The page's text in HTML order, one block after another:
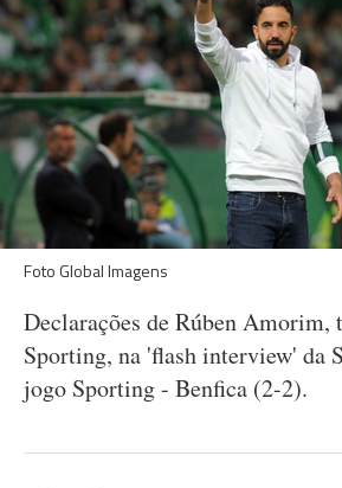
Foto Global Imagens
Declarações de Rúben Amorim,
Sporting, na 'flash interview' da
jogo Sporting - Benfica (2-2).